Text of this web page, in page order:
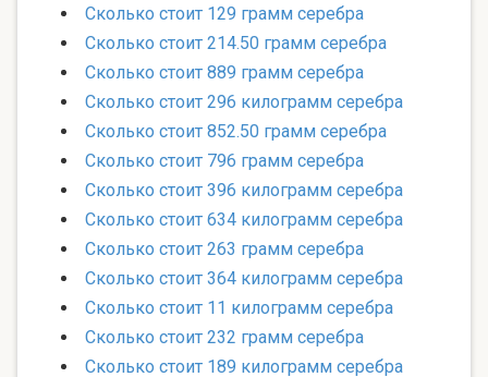
Сколько стоит 129 грамм серебра
Сколько стоит 214.50 грамм серебра
Сколько стоит 889 грамм серебра
Сколько стоит 296 килограмм серебра
Сколько стоит 852.50 грамм серебра
Сколько стоит 796 грамм серебра
Сколько стоит 396 килограмм серебра
Сколько стоит 634 килограмм серебра
Сколько стоит 263 грамм серебра
Сколько стоит 364 килограмм серебра
Сколько стоит 11 килограмм серебра
Сколько стоит 232 грамм серебра
Сколько стоит 189 килограмм серебра